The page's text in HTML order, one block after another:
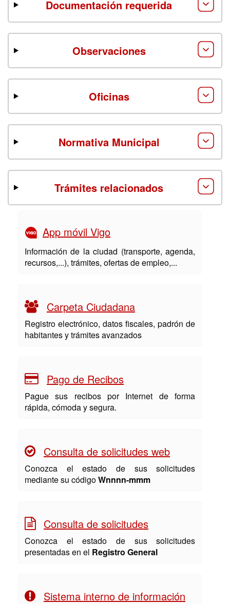
Documentación requerida
Observaciones
Oficinas
Normativa Municipal
Trámites relacionados
App móvil Vigo
Información de la ciudad (transporte, agenda,
recursos,...), trámites, ofertas de empleo,...
Carpeta Ciudadana
Registro electrónico, datos fiscales, padrón de
habitantes y trámites avanzados
Pago de Recibos
Pague sus recibos por Internet de forma
rápida, cómoda y segura.
Consulta de solicitudes web
Conozca el estado de sus solicitudes
mediante su códigoWnnnn-mmm
Consulta de solicitudes
Conozca el estado de sus solicitudes
presentadas en el Registro General
Sistema interno de información